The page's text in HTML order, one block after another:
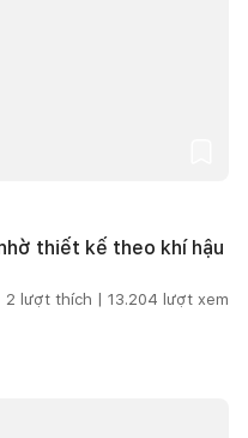
thiết kế theo khí hậu
2 lượt thích | 13.204 lượt xem